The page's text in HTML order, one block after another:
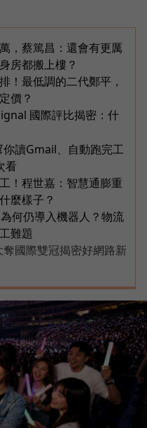
，蔡篤昌：還會有更厲
房都搬上樓？
！最低調的二代鄭平，
價？
國際評比揭密：什
讀Gmail、自動跑完工
看
！程世嘉：智慧通膨重
麼樣子？
何仍導入機器人？物流
難題
國際雙冠揭密好網路新